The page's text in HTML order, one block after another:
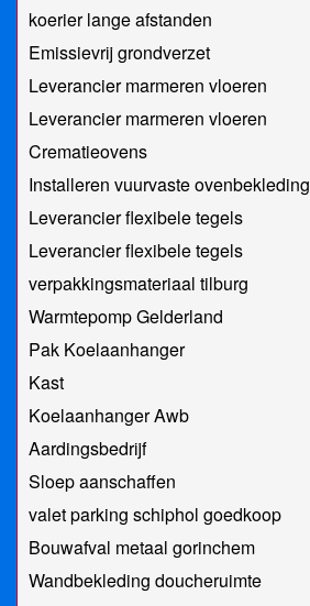
koerier lange afstanden
Emissievrij grondverzet
Leverancier marmeren vloeren
Leverancier marmeren vloeren
Crematieovens
Installeren vuurvaste ovenbekleding
Leverancier flexibele tegels
Leverancier flexibele tegels
verpakkingsmateriaal tilburg
Warmtepomp Gelderland
Pak Koelaanhanger
Kast
Koelaanhanger Awb
Aardingsbedrijf
Sloep aanschaffen
valet parking schiphol goedkoop
Bouwafval metaal gorinchem
Wandbekleding doucheruimte